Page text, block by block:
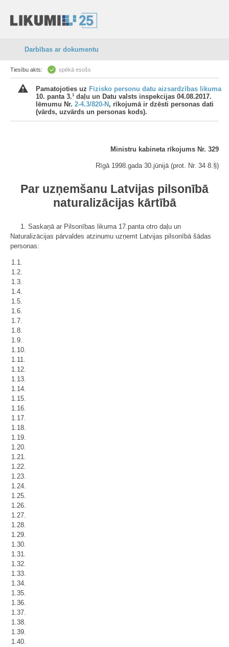
Darbības ar dokumentu
Tiesību akts: spēkā esošs
Pamatojoties uz Fizisko personu datu aizsardzības likuma
10. panta 3.1daļu un Datu valsts inspekcijas 04.08.2017.
lēmumu Nr. 2-4.3/820-N , rīkojumā ir dzēsti personas dati
(vārds, uzvārds un personas kods).
Ministru kabineta rīkojums Nr. 329
Rīgā 1998.gada 30.jūnijā (prot. Nr. 34 8.§)
Par uzņemšanu Latvijas pilsonībā
naturalizācijas kārtībā
1. Saskaņā ar Pilsonības likuma 17.panta otro daļu un
Naturalizācijas pārvaldes atzinumu uzņemt Latvijas pilsonībā šādas
personas:
1.1.
1.2.
1.3.
1.4.
1.5.
1.6.
1.7.
1.8.
1.9.
1.10.
1.11.
1.12.
1.13.
1.14.
1.15.
1.16.
1.17.
1.18.
1.19.
1.20.
1.21.
1.22.
1.23.
1.24.
1.25.
1.26.
1.27.
1.28.
1.29.
1.30.
1.31.
1.32.
1.33.
1.34.
1.35.
1.36.
1.37.
1.38.
1.39.
1.40.